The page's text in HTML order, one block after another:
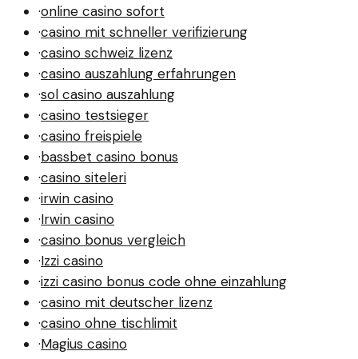
·online casino sofort
·casino mit schneller verifizierung
·casino schweiz lizenz
·casino auszahlung erfahrungen
·sol casino auszahlung
·casino testsieger
·casino freispiele
·bassbet casino bonus
·casino siteleri
·irwin casino
·Irwin casino
·casino bonus vergleich
·Izzi casino
·izzi casino bonus code ohne einzahlung
·casino mit deutscher lizenz
·casino ohne tischlimit
·Magius casino